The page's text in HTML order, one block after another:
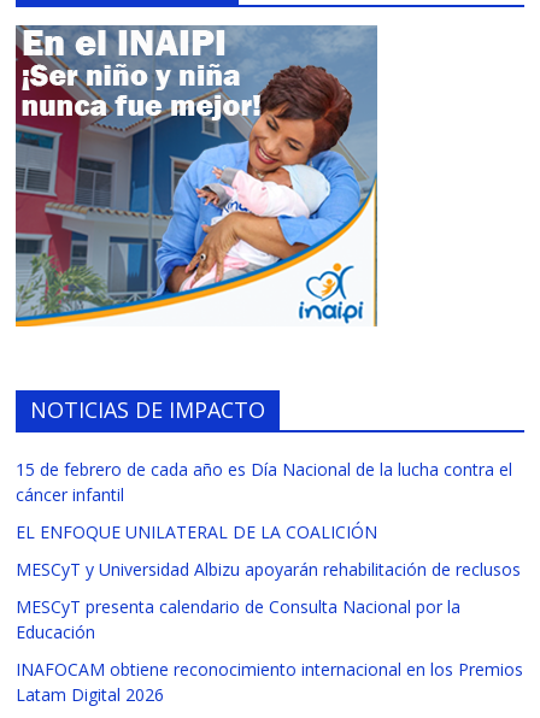
NOTICIAS DE IMPACTO
15 de febrero de cada año es Día Nacional de la lucha contra el
cáncer infantil
EL ENFOQUE UNILATERAL DE LA COALICIÓN
MESCyT y Universidad Albizu apoyarán rehabilitación de reclusos
MESCyT presenta calendario de Consulta Nacional por la
Educación
INAFOCAM obtiene reconocimiento internacional en los Premios
Latam Digital 2026